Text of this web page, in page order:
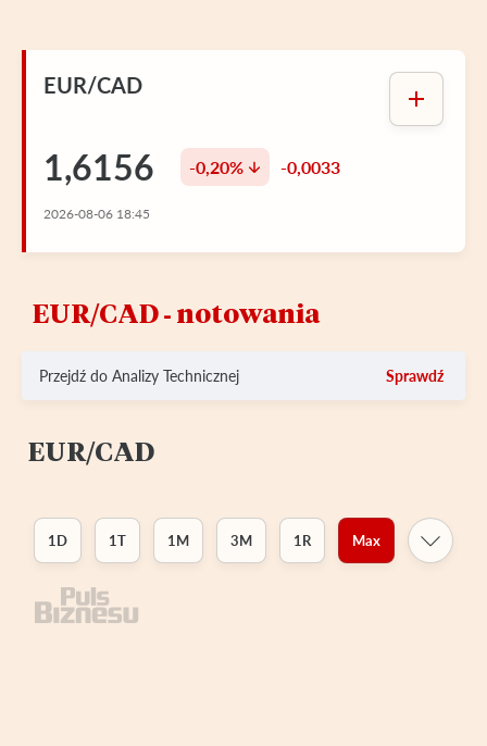
EUR/CAD
1,6156 -0,20% -0,0033
2026-08-06 18:45
EUR/CAD ‑ notowania
Przejdź do Analizy Technicznej Sprawdź
EUR/CAD
1D 1T 1M 3M 1R Max